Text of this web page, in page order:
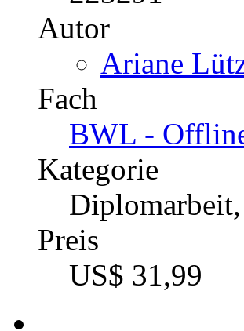
Autor
Ariane
Fach
BWL -
Kategorie
Preis
US$ 31,99